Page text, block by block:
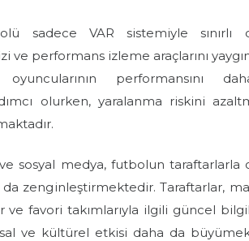
sadece VAR sistemiyle
ve performans izleme araçlarını
oyuncularının performansını
olurken, yaralanma riskini
sosyal medya, futbolun taraftarlarla
zenginleştirmektedir. Taraftarlar,
ve favori takımlarıyla ilgili güncel
ve kültürel etkisi daha da